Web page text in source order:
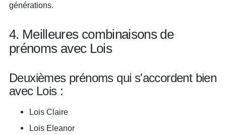
générations.
4. Meilleures combinaisons de
prénoms avec Lois
Deuxièmes prénoms qui s'accordent bien
avec Lois :
Lois Claire
Lois Eleanor